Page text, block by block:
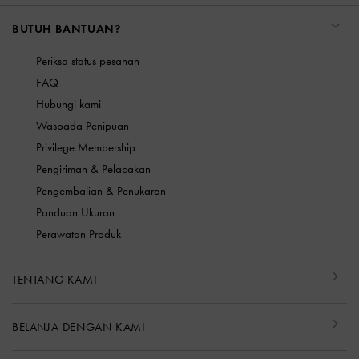
BUTUH BANTUAN?
Periksa status pesanan
FAQ
Hubungi kami
Waspada Penipuan
Privilege Membership
Pengiriman & Pelacakan
Pengembalian & Penukaran
Panduan Ukuran
Perawatan Produk
TENTANG KAMI
BELANJA DENGAN KAMI